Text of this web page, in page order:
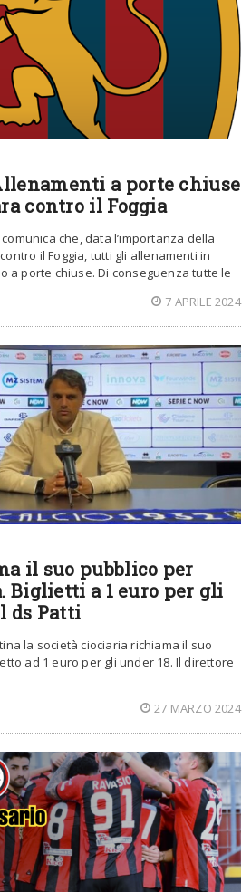
a porte chiuse
contro il Foggia
che, data l’importanza della
il Foggia, tutti gli allenamenti in
a porte chiuse. Di conseguenza tutte le
7 APRILE 2024
il suo pubblico per
Biglietti a 1 euro per gli
ds Patti
la società ciociaria richiama il suo
ad 1 euro per gli under 18. Il direttore
27 MARZO 2024